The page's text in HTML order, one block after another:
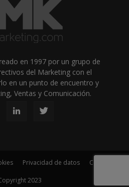
en 1997 por un grupo de
del Marketing con el
en un punto de encuentro y
Ventas y Comunicación.
Privacidad de datos Contacto
2023